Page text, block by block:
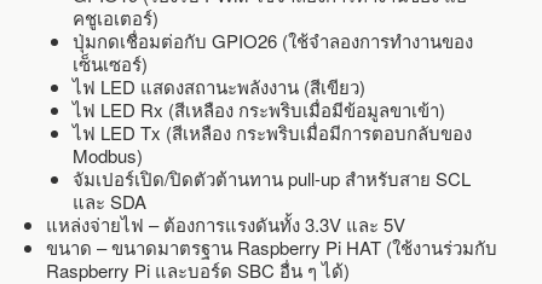
คชูเอเตอร์)
ปุ่มกดเชื่อมต่อกับ GPIO26 (ใช้จำลองการทำงานของ
เซ็นเซอร์)
ไฟ LED แสดงสถานะพลังงาน (สีเขียว)
ไฟ LED Rx (สีเหลือง กระพริบเมื่อมีข้อมูลขาเข้า)
ไฟ LED Tx (สีเหลือง กระพริบเมื่อมีการตอบกลับของ
Modbus)
จัมเปอร์เปิด/ปิดตัวต้านทาน pull-up สำหรับสาย SCL
และ SDA
แหล่งจ่ายไฟ – ต้องการแรงดันทั้ง 3.3V และ 5V
ขนาด – ขนาดมาตรฐาน Raspberry Pi HAT (ใช้งานร่วมกับ
Raspberry Pi และบอร์ด SBC อื่น ๆ ได้)